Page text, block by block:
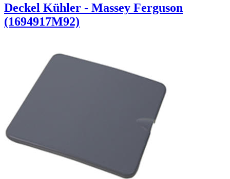
Deckel Kühler - Massey Ferguson
(1694917M92)